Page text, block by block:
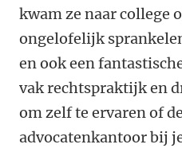
kwam ze naar college
ongelofelijk
en ook een
vak rechtspraktijk en
om zelf te ervaren of
advocatenkantoor bij